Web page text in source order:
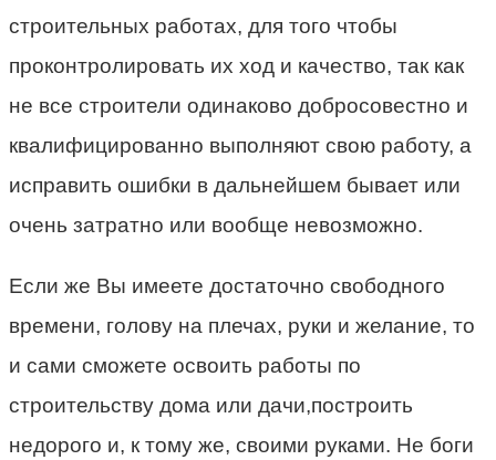
строительных работах, для того чтобы
проконтролировать их ход и качество, так как
не все строители одинаково добросовестно и
квалифицированно выполняют свою работу, а
исправить ошибки в дальнейшем бывает или
очень затратно или вообще невозможно.
Если же Вы имеете достаточно свободного
времени, голову на плечах, руки и желание, то
и сами сможете освоить работы по
строительству дома или дачи,построить
недорого и, к тому же, своими руками. Не боги